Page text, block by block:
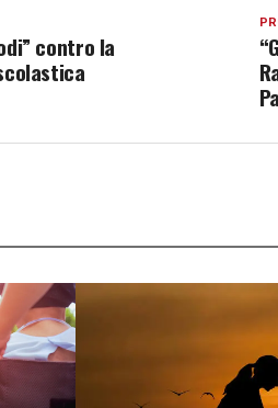
contro la